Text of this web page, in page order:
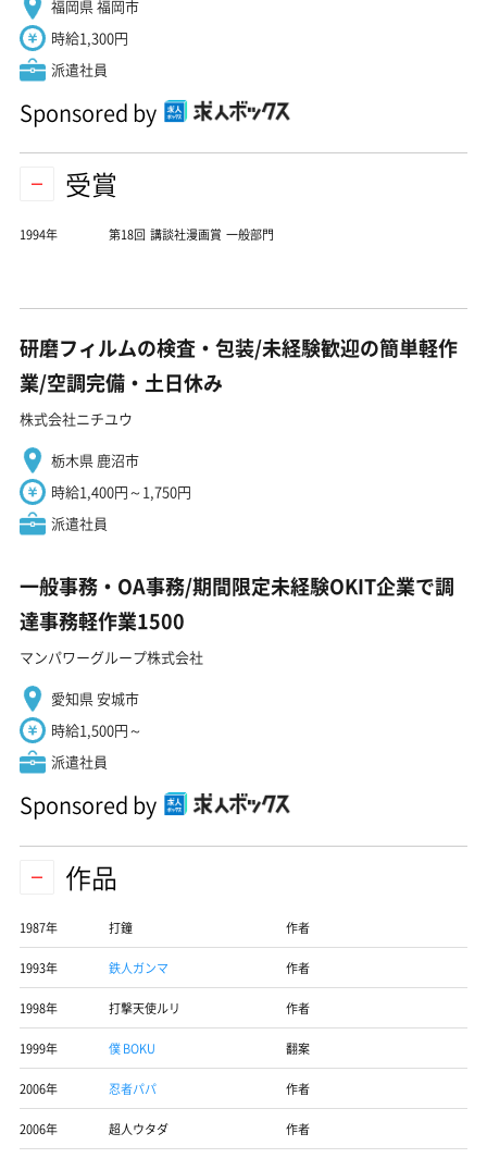
福岡県 福岡市
時給1,300円
派遣社員
Sponsored by
受賞
1994年 第18回 講談社漫画賞 一般部門
研磨フィルムの検査・包装/未経験歓迎の簡単軽作
業/空調完備・土日休み
株式会社ニチユウ
栃木県 鹿沼市
時給1,400円～1,750円
派遣社員
一般事務・OA事務/期間限定未経験OKIT企業で調
達事務軽作業1500
マンパワーグループ株式会社
愛知県 安城市
時給1,500円～
派遣社員
Sponsored by
作品
1987年 打鐘 作者
1993年 鉄人ガンマ 作者
1998年 打撃天使ルリ 作者
1999年 僕 BOKU 翻案
2006年 忍者パパ 作者
2006年 超人ウタダ 作者